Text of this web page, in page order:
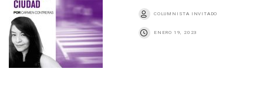
COLUMNISTA INVITADO
ENERO 19, 2023